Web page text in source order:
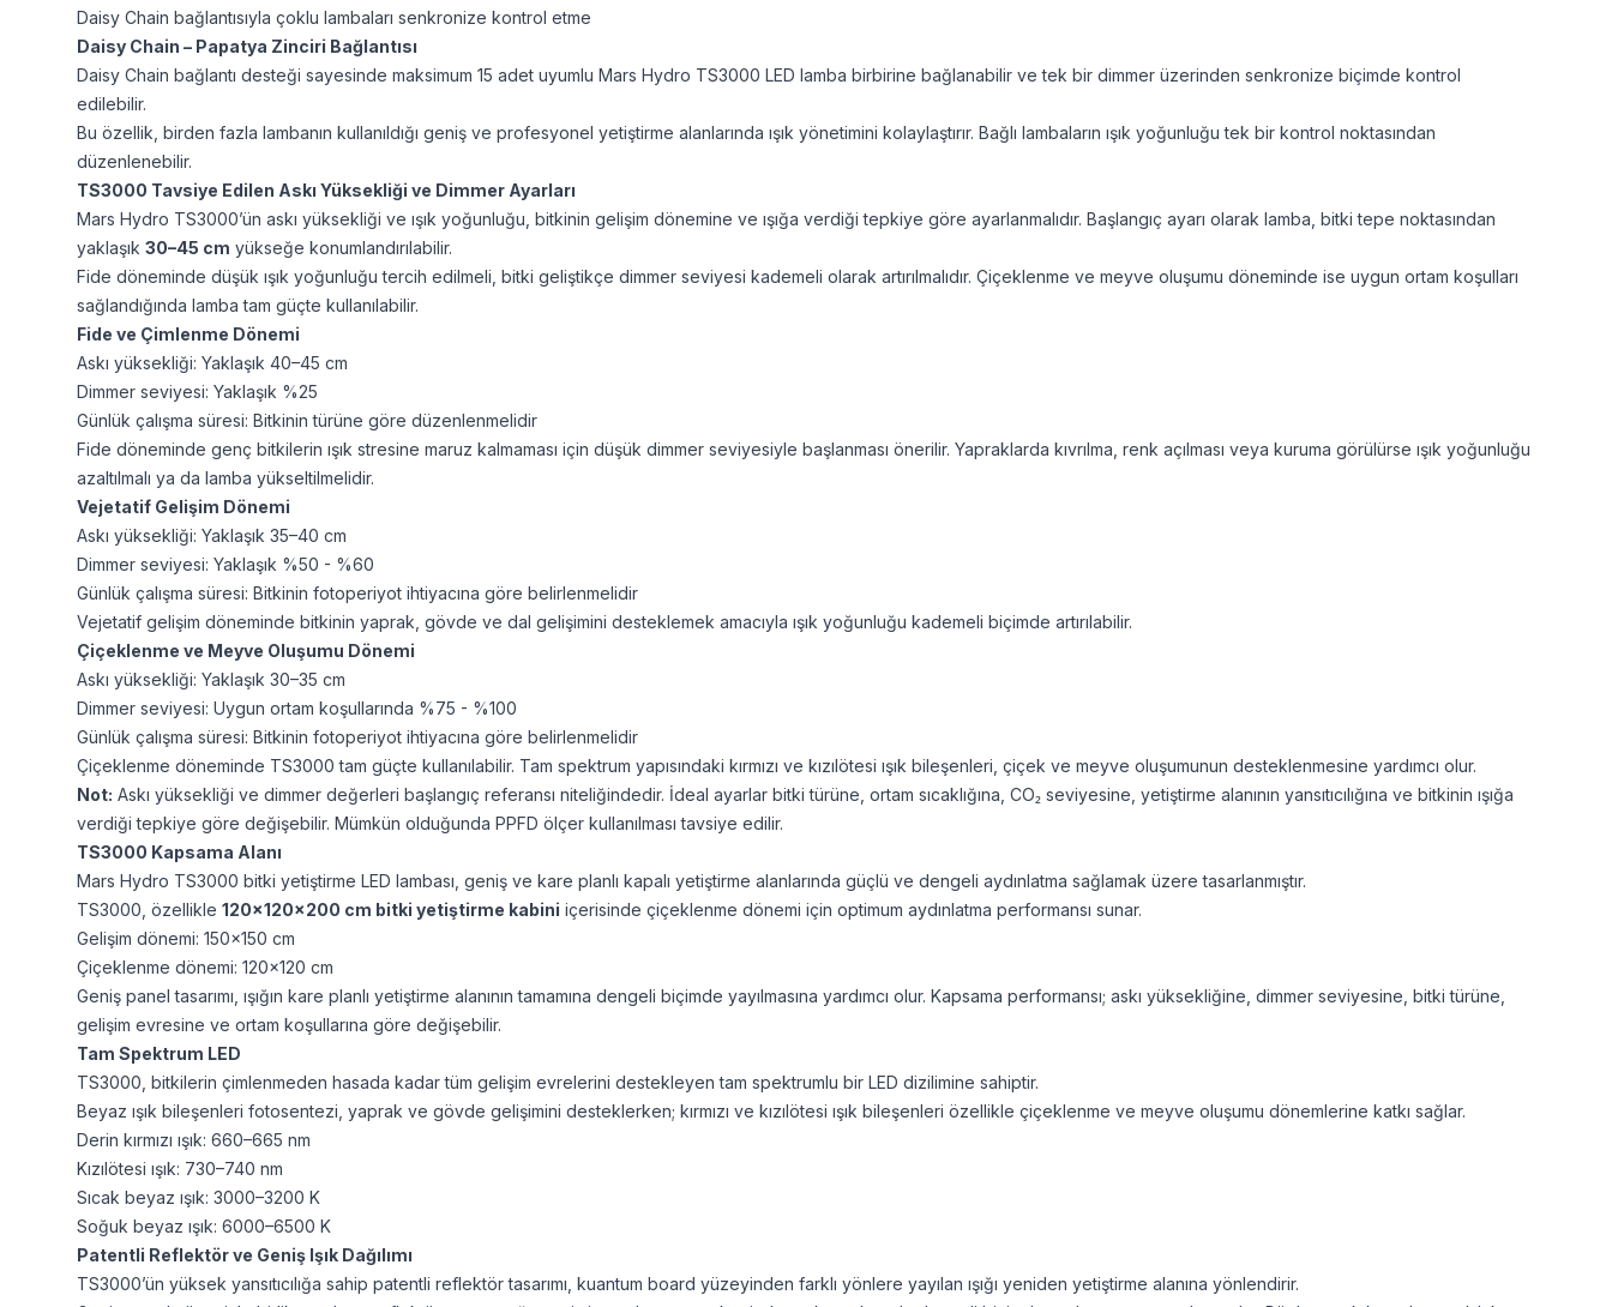
Daisy Chain bağlantısıyla çoklu lambaları senkronize kontrol etme
Daisy Chain – Papatya Zinciri Bağlantısı
Daisy Chain bağlantı desteği sayesinde maksimum 15 adet uyumlu Mars Hydro TS3000 LED lamba birbirine bağlanabilir ve tek bir dimmer üzerinden senkronize biçimde kontrol
edilebilir.
Bu özellik, birden fazla lambanın kullanıldığı geniş ve profesyonel yetiştirme alanlarında ışık yönetimini kolaylaştırır. Bağlı lambaların ışık yoğunluğu tek bir kontrol noktasından
düzenlenebilir.
TS3000 Tavsiye Edilen Askı Yüksekliği ve Dimmer Ayarları
Mars Hydro TS3000’ün askı yüksekliği ve ışık yoğunluğu, bitkinin gelişim dönemine ve ışığa verdiği tepkiye göre ayarlanmalıdır. Başlangıç ayarı olarak lamba, bitki tepe noktasından
yaklaşık 30–45 cm yükseğe konumlandırılabilir.
Fide döneminde düşük ışık yoğunluğu tercih edilmeli, bitki geliştikçe dimmer seviyesi kademeli olarak artırılmalıdır. Çiçeklenme ve meyve oluşumu döneminde ise uygun ortam koşulları
sağlandığında lamba tam güçte kullanılabilir.
Fide ve Çimlenme Dönemi
Askı yüksekliği: Yaklaşık 40–45 cm
Dimmer seviyesi: Yaklaşık %25
Günlük çalışma süresi: Bitkinin türüne göre düzenlenmelidir
Fide döneminde genç bitkilerin ışık stresine maruz kalmaması için düşük dimmer seviyesiyle başlanması önerilir. Yapraklarda kıvrılma, renk açılması veya kuruma görülürse ışık yoğunluğu
azaltılmalı ya da lamba yükseltilmelidir.
Vejetatif Gelişim Dönemi
Askı yüksekliği: Yaklaşık 35–40 cm
Dimmer seviyesi: Yaklaşık %50 - %60
Günlük çalışma süresi: Bitkinin fotoperiyot ihtiyacına göre belirlenmelidir
Vejetatif gelişim döneminde bitkinin yaprak, gövde ve dal gelişimini desteklemek amacıyla ışık yoğunluğu kademeli biçimde artırılabilir.
Çiçeklenme ve Meyve Oluşumu Dönemi
Askı yüksekliği: Yaklaşık 30–35 cm
Dimmer seviyesi: Uygun ortam koşullarında %75 - %100
Günlük çalışma süresi: Bitkinin fotoperiyot ihtiyacına göre belirlenmelidir
Çiçeklenme döneminde TS3000 tam güçte kullanılabilir. Tam spektrum yapısındaki kırmızı ve kızılötesi ışık bileşenleri, çiçek ve meyve oluşumunun desteklenmesine yardımcı olur.
Not: Askı yüksekliği ve dimmer değerleri başlangıç referansı niteliğindedir. İdeal ayarlar bitki türüne, ortam sıcaklığına, CO₂ seviyesine, yetiştirme alanının yansıtıcılığına ve bitkinin ışığa
verdiği tepkiye göre değişebilir. Mümkün olduğunda PPFD ölçer kullanılması tavsiye edilir.
TS3000 Kapsama Alanı
Mars Hydro TS3000 bitki yetiştirme LED lambası, geniş ve kare planlı kapalı yetiştirme alanlarında güçlü ve dengeli aydınlatma sağlamak üzere tasarlanmıştır.
TS3000, özellikle 120x120x200 cm bitki yetiştirme kabini içerisinde çiçeklenme dönemi için optimum aydınlatma performansı sunar.
Gelişim dönemi: 150x150 cm
Çiçeklenme dönemi: 120x120 cm
Geniş panel tasarımı, ışığın kare planlı yetiştirme alanının tamamına dengeli biçimde yayılmasına yardımcı olur. Kapsama performansı; askı yüksekliğine, dimmer seviyesine, bitki türüne,
gelişim evresine ve ortam koşullarına göre değişebilir.
Tam Spektrum LED
TS3000, bitkilerin çimlenmeden hasada kadar tüm gelişim evrelerini destekleyen tam spektrumlu bir LED dizilimine sahiptir.
Beyaz ışık bileşenleri fotosentezi, yaprak ve gövde gelişimini desteklerken; kırmızı ve kızılötesi ışık bileşenleri özellikle çiçeklenme ve meyve oluşumu dönemlerine katkı sağlar.
Derin kırmızı ışık: 660–665 nm
Kızılötesi ışık: 730–740 nm
Sıcak beyaz ışık: 3000–3200 K
Soğuk beyaz ışık: 6000–6500 K
Patentli Reflektör ve Geniş Işık Dağılımı
TS3000’ün yüksek yansıtıcılığa sahip patentli reflektör tasarımı, kuantum board yüzeyinden farklı yönlere yayılan ışığı yeniden yetiştirme alanına yönlendirir.